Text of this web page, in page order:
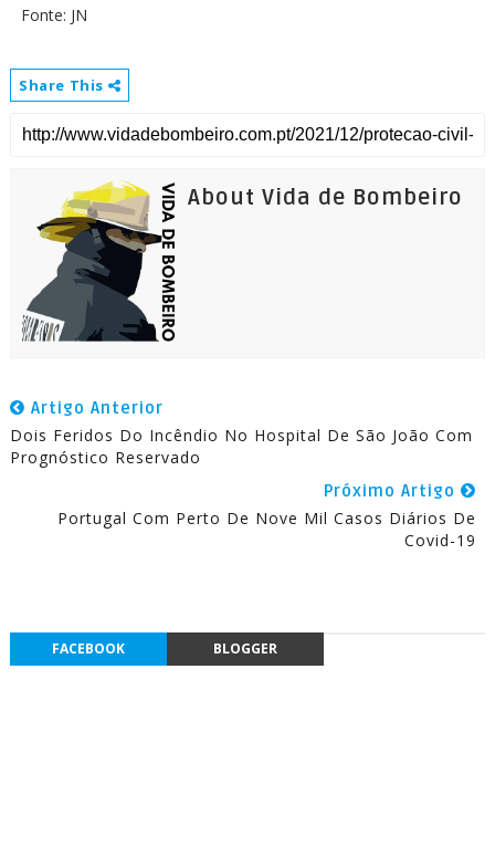
Fonte: JN
Share This
About Vida de Bombeiro
Artigo Anterior
Dois Feridos Do Incêndio No Hospital De São João Com
Prognóstico Reservado
Próximo Artigo
Portugal Com Perto De Nove Mil Casos Diários De
Covid-19
FACEBOOK BLOGGER